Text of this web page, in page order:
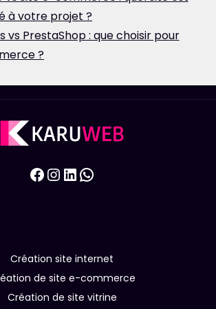
à votre projet ?
vs PrestaShop : que choisir pour
?
Facebook
Instagram
LinkedIn
WhatsApp
Création site internet
de site e-commerce
Création de site vitrine